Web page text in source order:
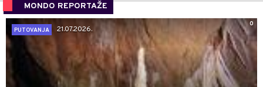
MONDO REPORTAŽE
0
PUTOVANJA
21.07.2026.